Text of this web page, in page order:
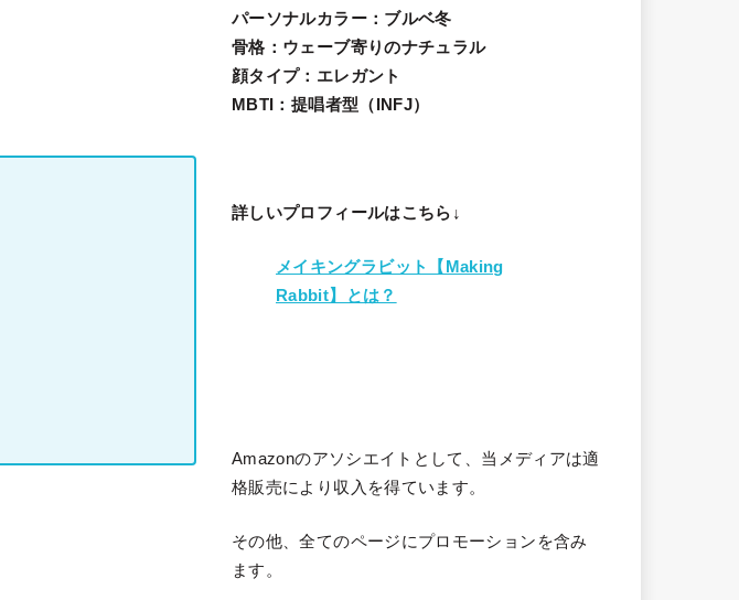
パーソナルカラー：ブルベ冬
骨格：ウェーブ寄りのナチュラル
顔タイプ：エレガン ト
MBTI：提唱者型（INFJ）
詳しいプロフィールはこちら↓
メイキングラビット【Making
Rabbit】とは？
Amazonのアソシエイトとして、当メディアは適
格販売により収入を得ています。
その他、全てのページにプロモーションを含み
ます。